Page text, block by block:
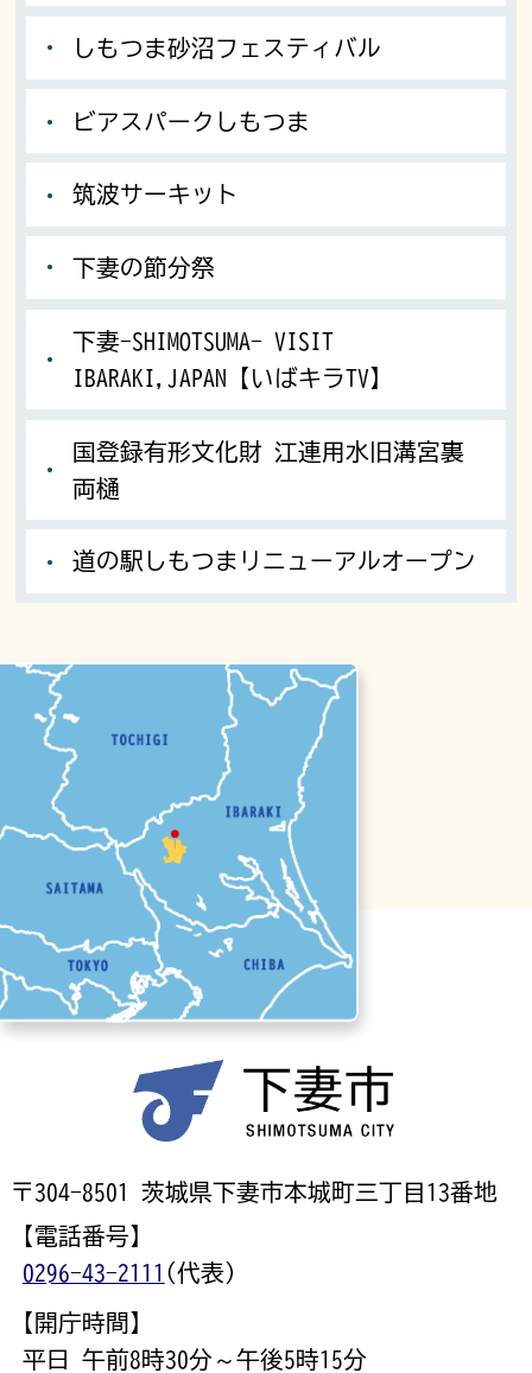
しもつま砂沼フェスティバル
ビアスパークしもつま
筑波サーキット
下妻の節分祭
下妻-SHIMOTSUMA- VISIT
IBARAKI,JAPAN【いばキラTV】
国登録有形文化財 江連用水旧溝宮裏
両樋
道の駅しもつまリニューアルオープン
〒304-8501 茨城県下妻市本城町三丁目13番地
【電話番号】
0296-43-2111 (代表)
【開庁時間】
平日 午前8時30分～午後5時15分